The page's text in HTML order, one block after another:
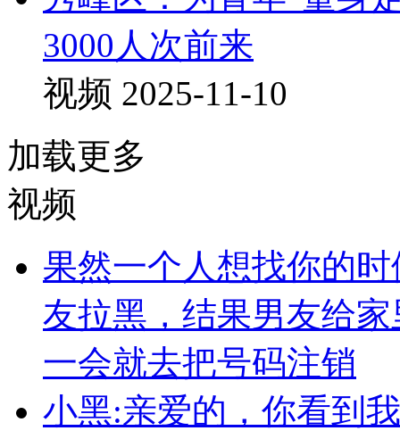
3000人次前来
视频 2025-11-10
加载更多
视频
果然一个人想找你的
友拉黑，结果男友给
一会就去把号码注销
小黑:亲爱的，你看到